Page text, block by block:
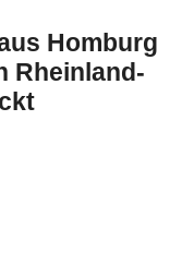
Homburg
Rheinland-